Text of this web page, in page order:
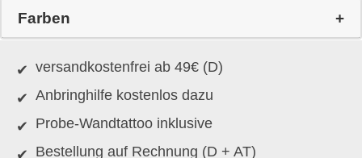
Farben
versandkostenfrei ab 49€ (D)
Anbringhilfe kostenlos dazu
Probe-Wandtattoo inklusive
Bestellung auf Rechnung (D + AT)